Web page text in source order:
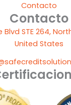
Contacto
Contacto
Blvd STE 264,
United States